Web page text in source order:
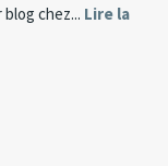
chez... Lire la